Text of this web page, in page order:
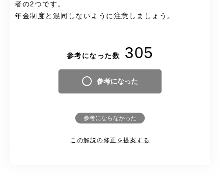
者の2つです。
年金制度と混同しないように注意しましょう。
参考になった数 305
参考になった
参考にならなかった
この解説の修正を提案する